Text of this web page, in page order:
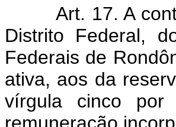
Art. 17. A
Distrito Federal,
Federais de
ativa, aos da
vírgula cinco
remuneração